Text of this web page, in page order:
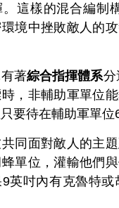
。這樣的混合編制
境中挫敗敵人的
著綜合指揮體系分
，非輔助軍單位
要待在輔助軍單位
同面對敵人的主
單位，灌輸他們
9英吋內有克魯特或